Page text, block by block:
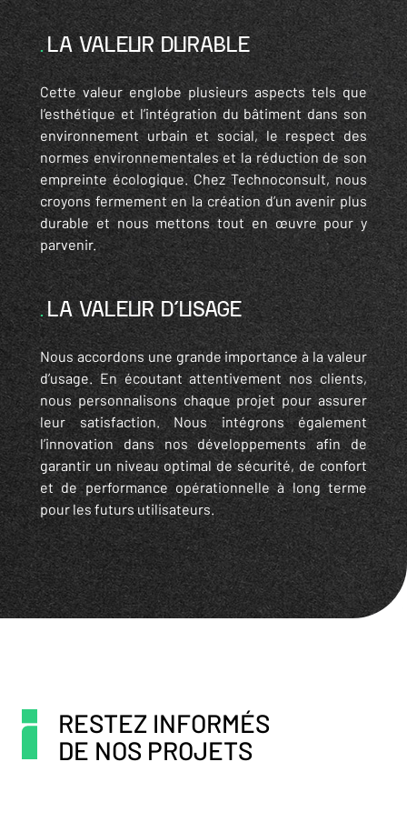
LA VALEUR DURABLE
Cette valeur englobe plusieurs aspects tels que
l’esthétique et l’intégration du bâtiment dans son
environnement urbain et social, le respect des
normes environnementales et la réduction de son
empreinte écologique. Chez Technoconsult, nous
croyons fermement en la création d’un avenir plus
durable et nous mettons tout en œuvre pour y
parvenir.
LA VALEUR D’USAGE
Nous accordons une grande importance à la valeur
d’usage. En écoutant attentivement nos clients,
nous personnalisons chaque projet pour assurer
leur satisfaction. Nous intégrons également
l’innovation dans nos développements afin de
garantir un niveau optimal de sécurité, de confort
et de performance opérationnelle à long terme
pour les futurs utilisateurs.
RESTEZ INFORMÉS
DE NOS PROJETS